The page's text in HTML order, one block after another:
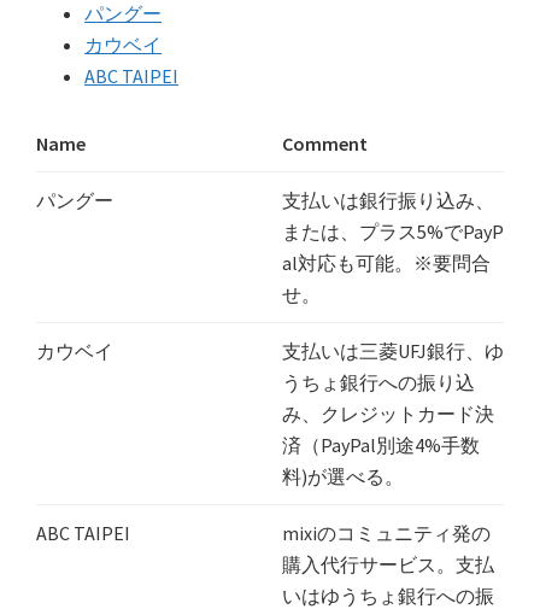
パングー
カウベイ
ABC TAIPEI
Name Comment
パングー
支払いは銀行振り込み、
または、プラス5%でPayP
al対応も可能。※要問合
せ。
カウベイ
支払いは三菱UFJ銀行、ゆ
うちょ銀行への振り込
み、クレジットカード決
済（PayPal別途4%手数
料)が選べる。
ABC TAIPEI
mixiのコミュニティ発の
購入代行サービス。支払
いはゆうちょ銀行への振